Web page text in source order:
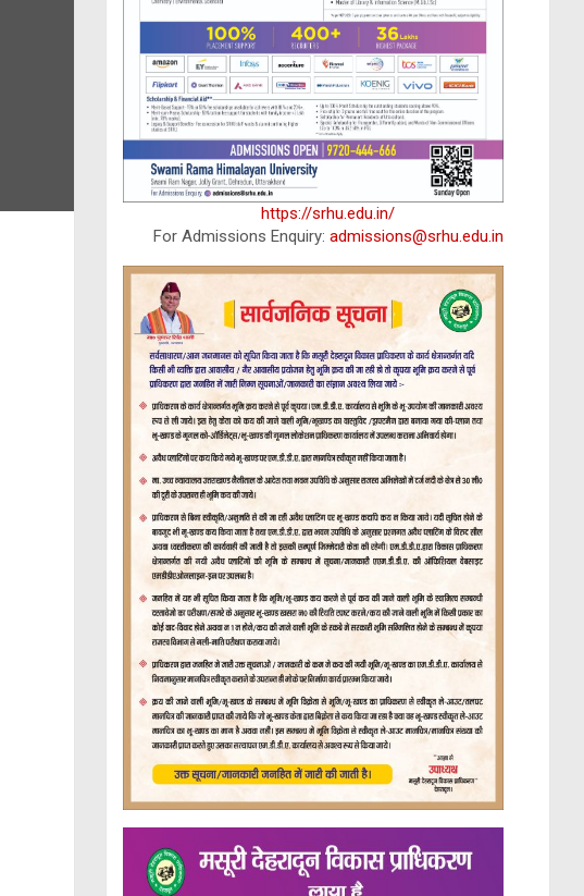
https://srhu.edu.in/
For Admissions Enquiry: admissions@srhu.edu.in